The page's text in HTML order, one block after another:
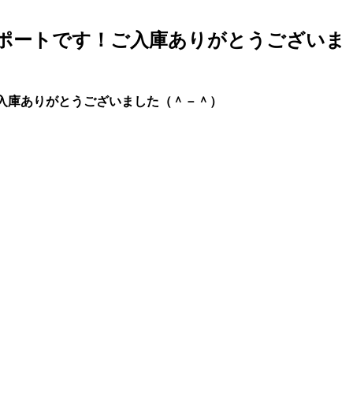
です！ご入庫ありがとうございま
りがとうございました（＾－＾）